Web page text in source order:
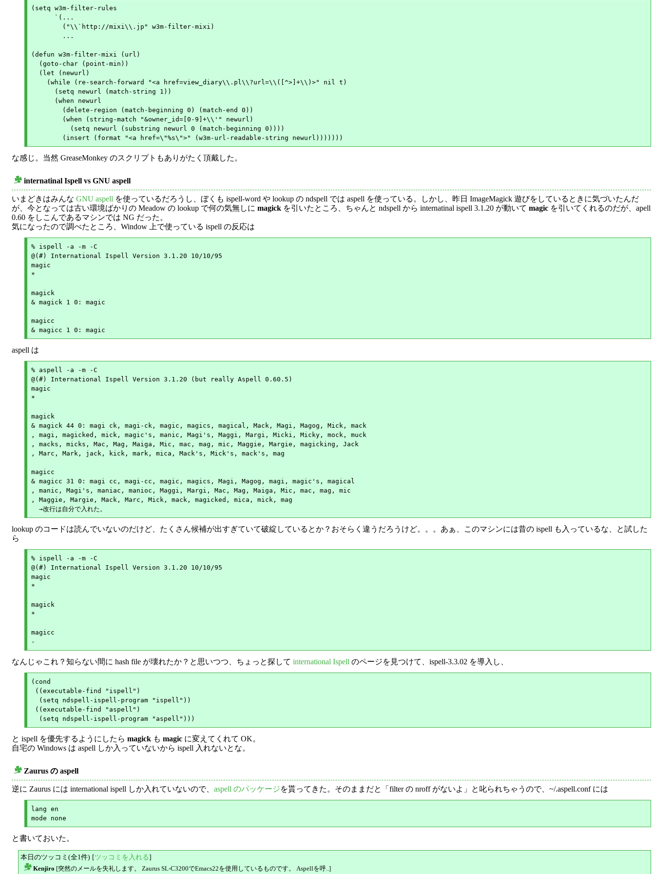
(setq w3m-filter-rules
      `(...
(defun w3m-filter-mixi (url)
  (goto-char (point-min))
  (let (newurl)
    (while (re-search-forward "<a href=view_diary\\.pl\\?url=\\([^>]+\\)>" nil t)
      (setq newurl (match-string 1))
      (when newurl
な感じ。当然 GreaseMonkey のスクリプトもありがたく頂戴した。
internatinal Ispell vs GNU aspell
いまどきはみんな GNU aspell を使っているだろうし、ぼくも ispell-word や lookup の ndspell では aspell を使っている。しかし、昨日 ImageMagick 遊びをしているときに気づいたんだ
が、今となっては古い環境ばかりの Meadow の lookup で何の気無しに magick を引いたところ、ちゃんと ndspell から internatinal ispell 3.1.20 が動いて magic を引いてくれるのだが、apell
0.60 をしこんであるマシンでは NG だった。
気になったので調べたところ、Window 上で使っている ispell の反応は
% ispell -a -m -C
@(#) International Ispell Version 3.1.20 10/10/95
magic
*
magick
& magick 1 0: magic
magicc
aspell は
% aspell -a -m -C
@(#) International Ispell Version 3.1.20 (but really Aspell 0.60.5)
magic
*
magick
& magick 44 0: magi ck, magi-ck, magic, magics, magical, Mack, Magi, Magog, Mick, mack
, magi, magicked, mick, magic's, manic, Magi's, Maggi, Margi, Micki, Micky, mock, muck
, macks, micks, Mac, Mag, Maiga, Mic, mac, mag, mic, Maggie, Margie, magicking, Jack
, Marc, Mark, jack, kick, mark, mica, Mack's, Mick's, mack's, mag
magicc
& magicc 31 0: magi cc, magi-cc, magic, magics, Magi, Magog, magi, magic's, magical
, manic, Magi's, maniac, manioc, Maggi, Margi, Mac, Mag, Maiga, Mic, mac, mag, mic
, Maggie, Margie, Mack, Marc, Mick, mack, magicked, mica, mick, mag
lookup のコードは読んでいないのだけど、たくさん候補が出すぎていて破綻しているとか？おそらく違うだろうけど。。。あぁ、このマシンには昔の ispell も入っているな、と試した
ら
% ispell -a -m -C
@(#) International Ispell Version 3.1.20 10/10/95
magic
*
magick
*
magicc
なんじゃこれ？知らない間に hash file が壊れたか？と思いつつ、ちょっと探して international Ispell のページを見つけて、ispell-3.3.02 を導入し、
(cond
((executable-find "ispell")
  (setq ndspell-ispell-program "ispell"))
((executable-find "aspell")
と ispell を優先するようにしたら magick も magic に変えてくれて OK。
自宅の Windows は aspell しか入っていないから ispell 入れないとな。
Zaurus の aspell
逆に Zaurus には international ispell しか入れていないので、 aspell のパッケージを貰ってきた。そのままだと「filter の nroff がないよ」と叱られちゃうので、~/.aspell.conf には
lang en
と書いておいた。
本日のツッコミ(全1件) [ツッコミを入れる]
Kenjiro [突然のメールを失礼します。 Zaurus SL-C3200でEmacs22を使用しているものです。 Aspellを呼..]